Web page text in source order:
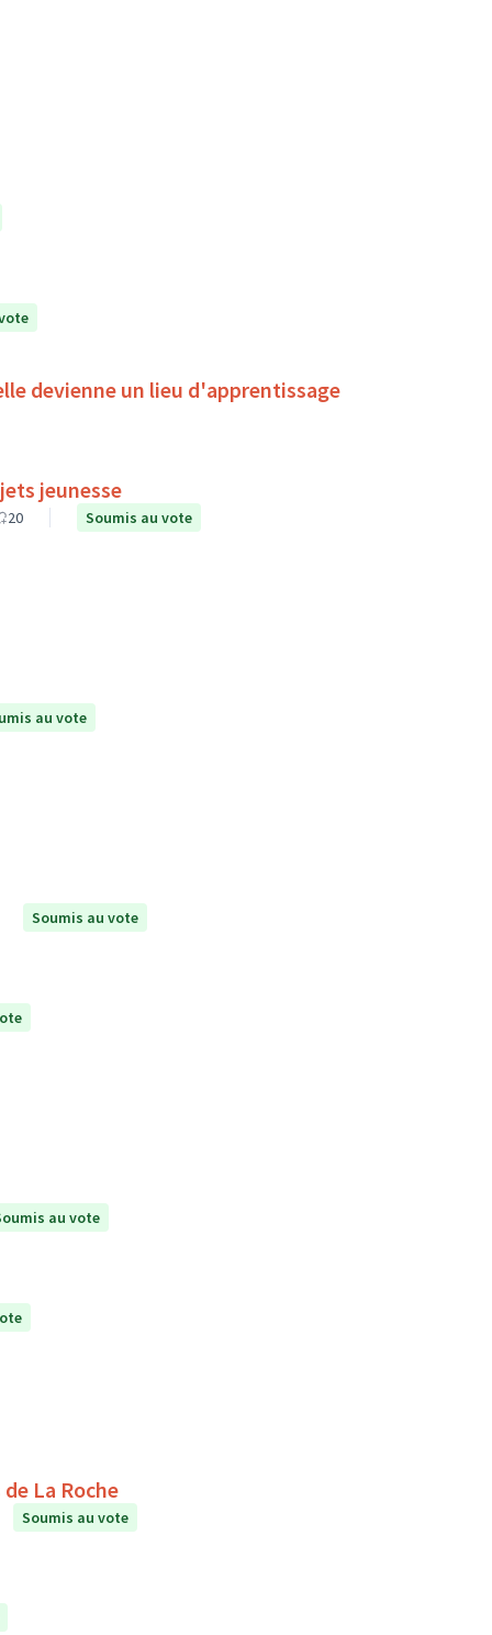
devienne un lieu d'apprentissage
jeunesse
20 Soumis au vote
au vote
Soumis au vote
au vote
au collège Le Puits de La Roche
Soumis au vote